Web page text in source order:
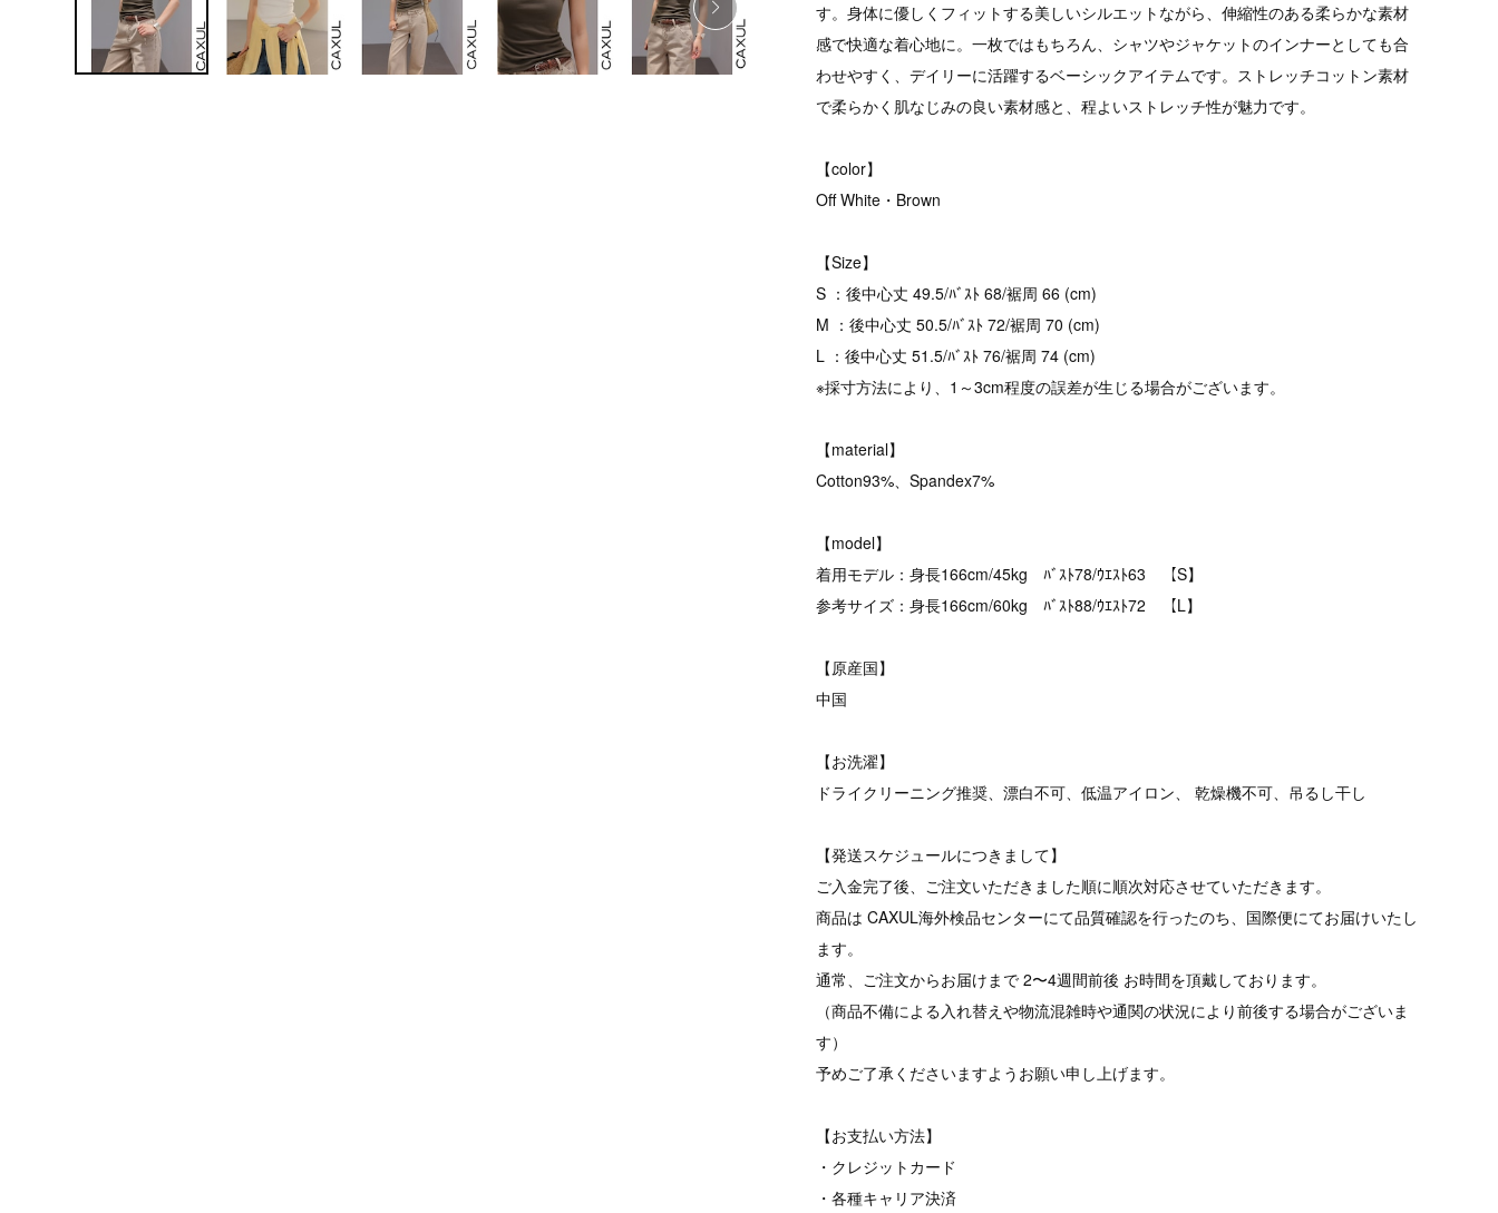
す。身体に優しくフィットする美しいシルエットながら、伸縮性のある柔らかな素材
感で快適な着心地に。一枚ではもちろん、シャツやジャケットのインナーとしても合
わせやすく、デイリーに活躍するベーシックアイテムです。ストレッチコットン素材
で柔らかく肌なじみの良い素材感と、程よいストレッチ性が魅力です。
【color】
Off White・Brown
【Size】
S ：後中心丈 49.5/ﾊﾞｽﾄ 68/裾周 66 (cm)
M ：後中心丈 50.5/ﾊﾞｽﾄ 72/裾周 70 (cm)
L ：後中心丈 51.5/ﾊﾞｽﾄ 76/裾周 74 (cm)
※採寸方法により、1～3cm程度の誤差が生じる場合がございます。
【material】
Cotton93%、Spandex7%
【model】
着用モデル：身長166cm/45kg ﾊﾞｽﾄ78/ｳｴｽﾄ63 【S】
参考サイズ：身長166cm/60kg ﾊﾞｽﾄ88/ｳｴｽﾄ72 【L】
【原産国】
中国
【お洗濯】
ドライクリーニング推奨、漂白不可、低温アイロン、 乾燥機不可、吊るし干し
【発送スケジュールにつきまして】
ご入金完了後、ご注文いただきました順に順次対応させていただきます。
商品は CAXUL海外検品センターにて品質確認を行ったのち、国際便にてお届けいたし
ます。
通常、ご注文からお届けまで 2〜4週間前後 お時間を頂戴しております。
（商品不備による入れ替えや物流混雑時や通関の状況により前後する場合がございま
す）
予めご了承くださいますようお願い申し上げます。
【お支払い方法】
・クレジットカード
・各種キャリア決済